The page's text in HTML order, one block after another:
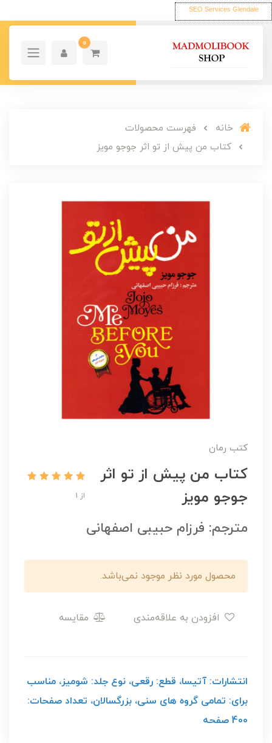
SEO Services Glendale
0
خانه
فهرست محصولات
کتاب من پیش از تو اثر جوجو مویز
کتب رمان
کتاب من پیش از تو اثر
جوجو مویز
از 1
مترجم: فرزام حبیبی اصفهانی
محصول مورد نظر موجود نمی‌باشد.
مقایسه
انتشارات: آتیسا، قطع: رقعی، نوع جلد: شومیز، مناسب
برای: تمامی گروه های سنی، بزرگسالان، تعداد صفحات:
400 صفحه